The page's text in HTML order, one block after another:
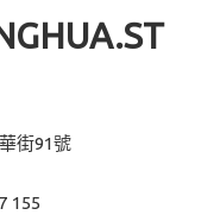
街91號
155